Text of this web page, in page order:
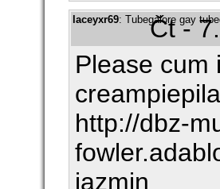
laceyxr69: Tubegalore gay
Čt -
Please cum
http://dbz-
jazmin